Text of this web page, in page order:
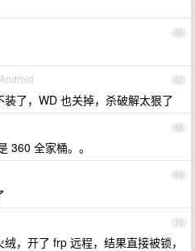
66
67
了，WD 也关掉，杀破解太狠了
68
360 全家桶。。
69
70
，开了 frp 远程，结果直接被锁，